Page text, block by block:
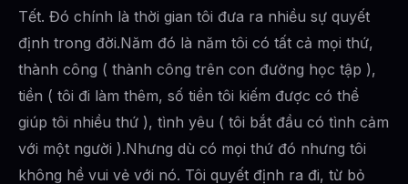
Tết. Đó chính là thời gian tôi đưa ra nhiều sự quyết
định trong đời.Năm đó là năm tôi có tất cả mọi thứ,
thành công ( thành công trên con đường học tập ),
tiền ( tôi đi làm thêm, số tiền tôi kiếm được có thể
giúp tôi nhiều thứ ), tình yêu ( tôi bắt đầu có tình cảm
với một người ).Nhưng dù có mọi thứ đó nhưng tôi
không hề vui vẻ với nó. Tôi quyết định ra đi, từ bỏ